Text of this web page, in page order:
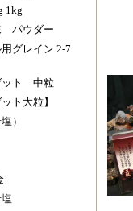
1kg
パウダー
グレイン 2-7
ット 中粒
ト大粒】
）